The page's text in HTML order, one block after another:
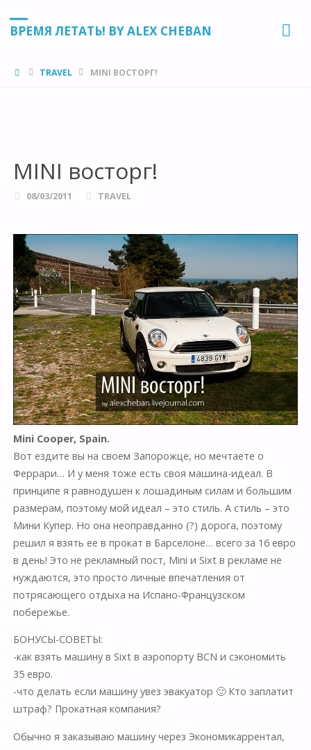
ВРЕМЯ ЛЕТАТЬ! BY ALEX CHEBAN
HOMETRAVEL MINI ВОСТОРГ!
MINI восторг!
08/03/2011 TRAVEL
Mini Cooper, Spain.
Вот ездите вы на своем Запорожце, но мечтаете о
Феррари… И у меня тоже есть своя машина-идеал. В
принципе я равнодушен к лошадиным силам и большим
размерам, поэтому мой идеал – это стиль. А стиль – это
Мини Купер. Но она неоправданно (?) дорога, поэтому
решил я взять ее в прокат в Барселоне… всего за 16 евро
в день! Это не рекламный пост, Mini и Sixt в рекламе не
нуждаются, это просто личные впечатления от
потрясающего отдыха на Испано-Французском
побережье.
БОНУСЫ-СОВЕТЫ:
-как взять машину в Sixt в аэропорту BCN и сэкономить
35 евро.
-что делать если машину увез эвакуатор 🙂 Кто заплатит
штраф? Прокатная компания?
Обычно я заказываю машину через Экономикаррентал,